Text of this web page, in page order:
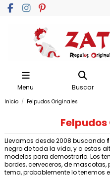
Menu Buscar
Inicio Felpudos Originales
Llevamos desde 2008 buscando
negro de toda la vida, y a estas
modelos para demostrarlo. Los
bordes, cerveceros, de mascotas,
tema, probablemente lo tenemos